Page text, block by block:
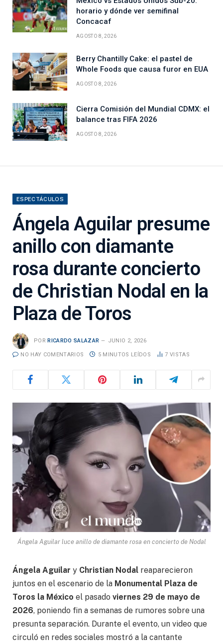
horario y dónde ver semifinal
Concacaf
AGOSTO 8, 2026
Berry Chantilly Cake: el pastel de
Whole Foods que causa furor en EUA
AGOSTO 8, 2026
Cierra Comisión del Mundial CDMX: el
balance tras FIFA 2026
AGOSTO 8, 2026
ESPECTÁCULOS
Ángela Aguilar presume
anillo con diamante
rosa durante concierto
de Christian Nodal en la
Plaza de Toros
POR RICARDO SALAZAR JUNIO 2, 2026
NO HAY COMENTARIOS 5 MINUTOS LEÍDOS 7 VISTAS
Ángela Aguilar luce anillo de diamante rosa en concierto de Nodal
Ángela Aguilar y Christian Nodal reaparecieron
juntos en el escenario de la Monumental Plaza de
Toros la México el pasado viernes 29 de mayo de
2026, poniendo fin a semanas de rumores sobre una
presunta separación. Durante el evento, un video que
circuló en redes sociales mostró a la cantante